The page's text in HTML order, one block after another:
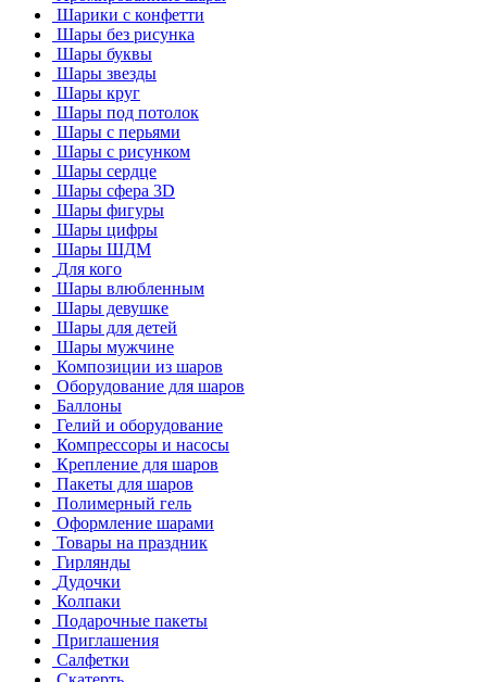
Шарики с конфетти
Шары без рисунка
Шары буквы
Шары звезды
Шары круг
Шары под потолок
Шары с перьями
Шары с рисунком
Шары сердце
Шары сфера 3D
Шары фигуры
Шары цифры
Шары ШДМ
Для кого
Шары влюбленным
Шары девушке
Шары для детей
Шары мужчине
Композиции из шаров
Оборудование для шаров
Баллоны
Гелий и оборудование
Компрессоры и насосы
Крепление для шаров
Пакеты для шаров
Полимерный гель
Оформление шарами
Товары на праздник
Гирлянды
Дудочки
Колпаки
Подарочные пакеты
Приглашения
Салфетки